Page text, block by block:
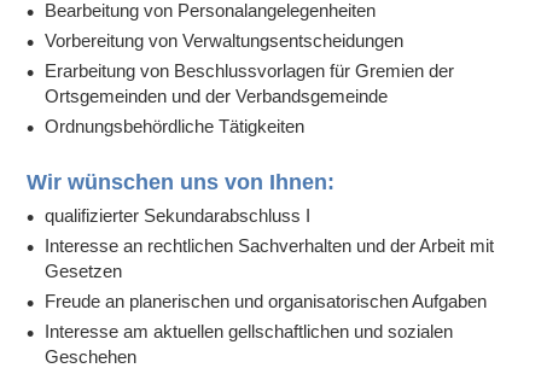
Bearbeitung von Personalangelegenheiten
Vorbereitung von Verwaltungsentscheidungen
Erarbeitung von Beschlussvorlagen für Gremien der
Ortsgemeinden und der Verbandsgemeinde
Ordnungsbehördliche Tätigkeiten
Wir wünschen uns von Ihnen:
qualifizierter Sekundarabschluss I
Interesse an rechtlichen Sachverhalten und der Arbeit mit
Gesetzen
Freude an planerischen und organisatorischen Aufgaben
Interesse am aktuellen gellschaftlichen und sozialen
Geschehen